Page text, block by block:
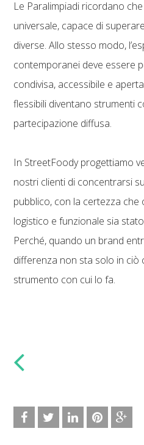
Le Paralimpiadi ricordano
universale, capace di
diverse. Allo stesso modo,
contemporanei deve essere
condivisa, accessibile e
flessibili diventano strumenti
partecipazione diffusa.
In StreetFoody progettiamo
nostri clienti di concentrarsi
pubblico, con la certezza
logistico e funzionale sia
Perché, quando un brand
differenza non sta solo in ciò
strumento con cui lo fa.